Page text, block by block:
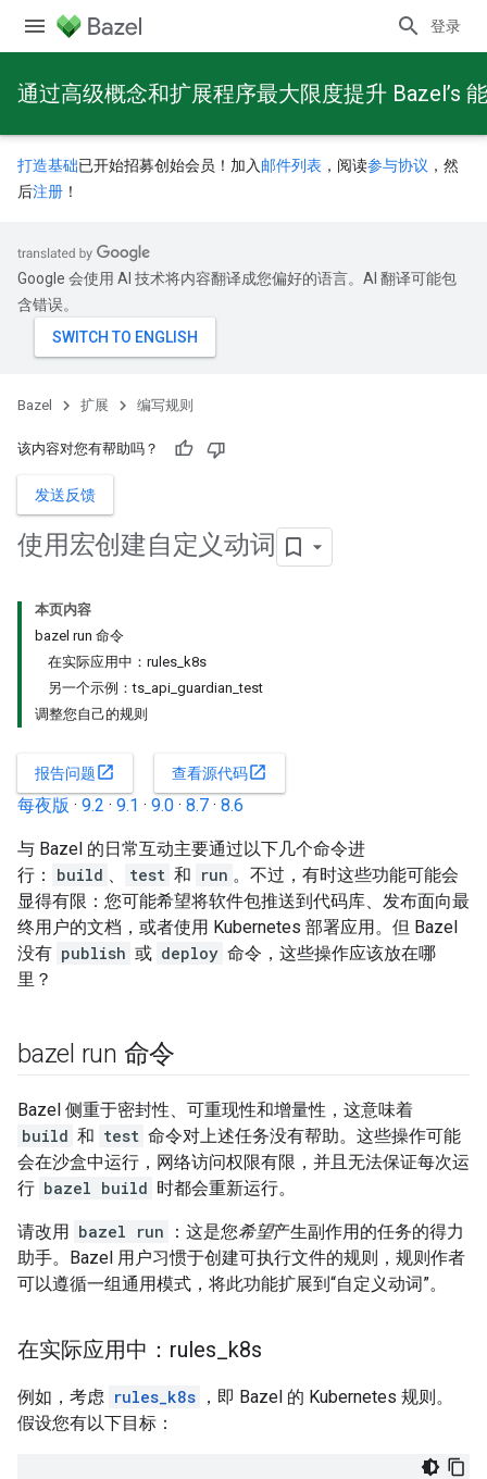
登录
通过高级概念和扩展程序最大限度提升 Bazel’s
打造基础已开始招募创始会员！加入 邮件列表 ，阅读参与协议 ，然
后注册 ！
Google 会使用 AI 技术将内容翻译成您偏好的语言。AI 翻译可能包
含错误。
Bazel 扩展 编写规则
该内容对您有帮助吗？
发送反馈
使用宏创建自定义动词
本页内容
bazel run 命令
在实际应用中：rules_k8s
另一个示例：ts_api_guardian_test
调整您自己的规则
报告问题open_in_new 查看源代码open_in_new
每夜版 · 9.2 · 9.1 · 9.0 · 8.7 · 8.6
与 Bazel 的日常互动主要通过以下几个命令进
行：
build 、 test 和 run 。不过，有时这些功能可能会
显得有限：您可能希望将软件包推送到代码库、发布面向最
终用户的文档，或者使用 Kubernetes 部署应用。但 Bazel
没有 publish 或 deploy 命令，这些操作应该放在哪
里？
bazel run 命令
Bazel 侧重于密封性、可重现性和增量性，这意味着
build 和 test 命令对上述任务没有帮助。这些操作可能
会在沙盒中运行，网络访问权限有限，并且无法保证每次运
行 bazel build 时都会重新运行。
请改用 bazel run ：这是您希望产生副作用的任务的得力
助手。Bazel 用户习惯于创建可执行文件的规则，规则作者
可以遵循一组通用模式，将此功能扩展到“自定义动词”。
在实际应用中：rules k8s
例如，考虑 rules_k8s ，即 Bazel 的 Kubernetes 规则。
假设您有以下目标：